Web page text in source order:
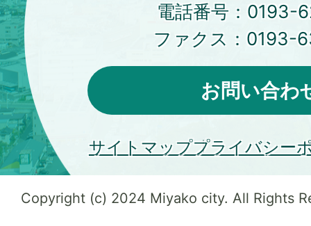
電話番号： 0193-
ファクス： 0193-
お問い合わ
サイトマッププライバシー
Copyright (c) 2024 Miyako city. All Rights